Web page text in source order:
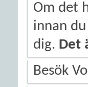
Om det
innan
dig. Det
Besök